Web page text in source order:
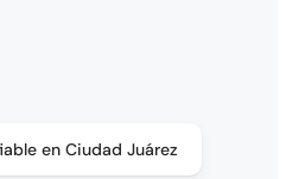
en Ciudad Juárez